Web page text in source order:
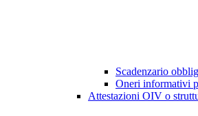
Scadenzario
Oneri informativi
Attestazioni OIV o